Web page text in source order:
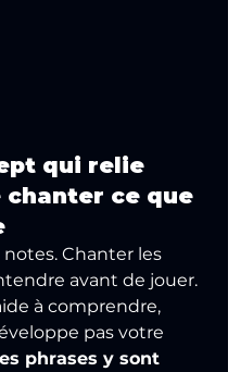
qui relie
chanter ce que
Chanter les
avant de jouer.
à comprendre,
pas votre
phrases y sont